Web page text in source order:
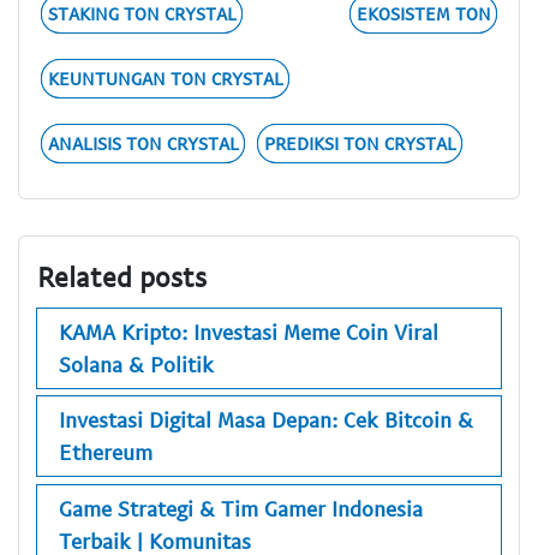
STAKING TON CRYSTAL EKOSISTEM TON
KEUNTUNGAN TON CRYSTAL
ANALISIS TON CRYSTAL PREDIKSI TON CRYSTAL
Related posts
KAMA Kripto: Investasi Meme Coin Viral
Solana & Politik
Investasi Digital Masa Depan: Cek Bitcoin &
Ethereum
Game Strategi & Tim Gamer Indonesia
Terbaik | Komunitas